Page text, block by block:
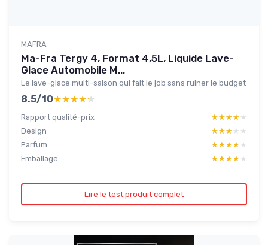
MAFRA
Ma-Fra Tergy 4, Format 4,5L, Liquide Lave-
Glace Automobile M...
Le lave-glace multi-saison qui fait le job sans ruiner le budget
8.5/10★★★★★
★★★★★
Rapport qualité-prix ★★★★★
★★★★★
Design
★★★★★
★★★★★
Parfum
★★★★★
★★★★★
Emballage
★★★★★
★★★★★
Lire le test produit complet